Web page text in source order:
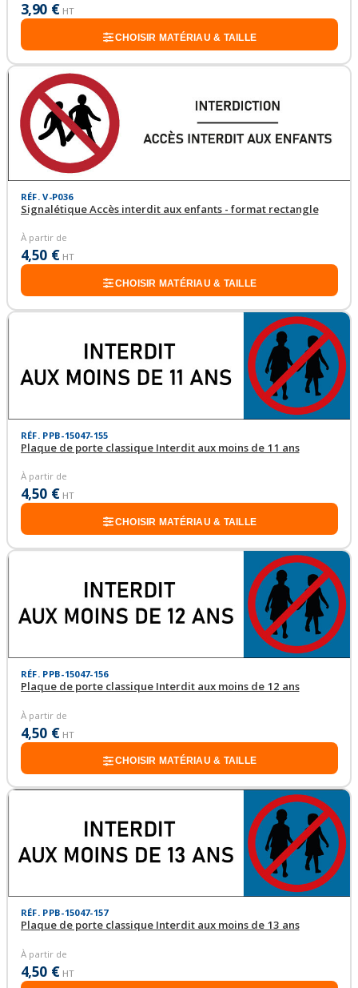
3,90 € HT
CHOISIR MATÉRIAU & TAILLE
RÉF. V-P036
Signalétique Accès interdit aux enfants - format rectangle
À partir de
4,50 € HT
CHOISIR MATÉRIAU & TAILLE
RÉF. PPB-15047-155
Plaque de porte classique Interdit aux moins de 11 ans
À partir de
4,50 € HT
CHOISIR MATÉRIAU & TAILLE
RÉF. PPB-15047-156
Plaque de porte classique Interdit aux moins de 12 ans
À partir de
4,50 € HT
CHOISIR MATÉRIAU & TAILLE
RÉF. PPB-15047-157
Plaque de porte classique Interdit aux moins de 13 ans
À partir de
4,50 € HT